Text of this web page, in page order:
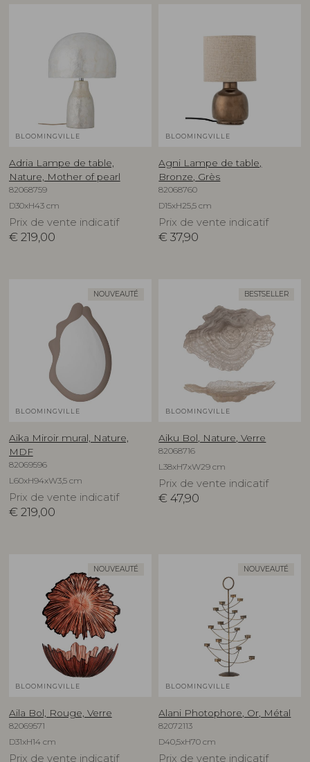
BLOOMINGVILLE
Adria Lampe de table,
Nature, Mother of pearl
82068759
D30xH43 cm
Prix de vente indicatif
€ 219,00
BLOOMINGVILLE
Agni Lampe de table,
Bronze, Grès
82068760
D15xH25,5 cm
Prix de vente indicatif
€ 37,90
NOUVEAUTÉ
BLOOMINGVILLE
Aika Miroir mural, Nature,
MDF
82069596
L60xH94xW3,5 cm
Prix de vente indicatif
€ 219,00
BESTSELLER
BLOOMINGVILLE
Aiku Bol, Nature, Verre
82068716
L38xH7xW29 cm
Prix de vente indicatif
€ 47,90
NOUVEAUTÉ
BLOOMINGVILLE
Aila Bol, Rouge, Verre
82069571
D31xH14 cm
Prix de vente indicatif
NOUVEAUTÉ
BLOOMINGVILLE
Alani Photophore, Or, Métal
82072113
D40,5xH70 cm
Prix de vente indicatif